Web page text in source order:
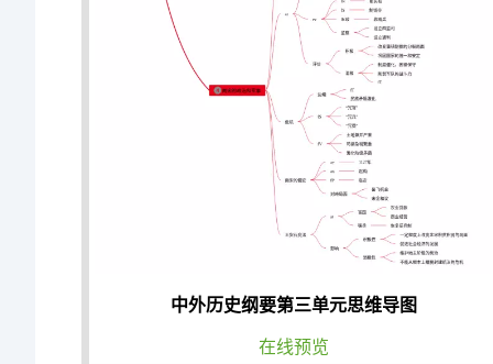
中外历史纲要第三单元思维导图
在线预览